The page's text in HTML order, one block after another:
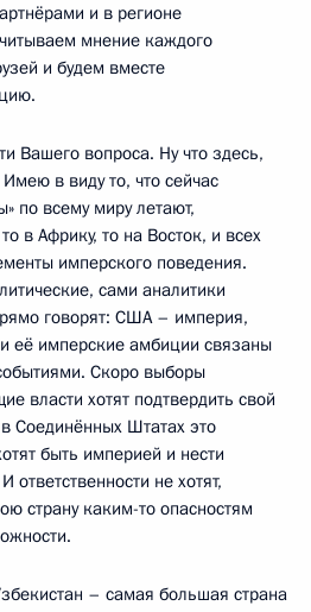
и в регионе
мнение каждого
и будем вместе
Вашего вопроса. Ну что здесь,
в виду то, что сейчас
по всему миру летают,
в Африку, то на Восток, и всех
имперского поведения.
сами аналитики
говорят: США – империя,
её имперские амбиции связаны
Скоро выборы
власти хотят подтвердить свой
Соединённых Штатах это
быть империей и нести
ответственности не хотят,
страну каким-то опасностям
– самая большая страна